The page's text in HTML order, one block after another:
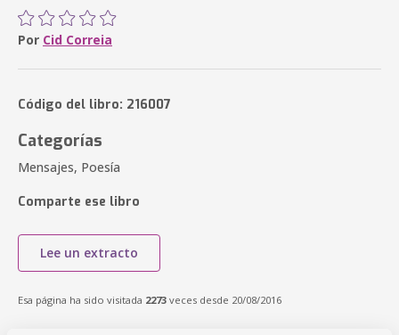
Por Cid Correia
Código del libro: 216007
Categorías
Mensajes, Poesía
Comparte ese libro
Lee un extracto
Esa página ha sido visitada 2273 veces desde 20/08/2016